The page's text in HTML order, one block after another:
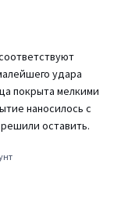
черные
и
подвесной
деревянной
вечера за
керамики или
удара
покрыта мелкими
наносилось с
оставить.